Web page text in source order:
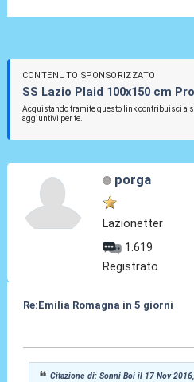
CONTENUTO SPONSORIZZATO
SS Lazio Plaid 100x150 cm
Acquistando tramite questo link contribuisci a
aggiuntivi per te.
porga
Lazionetter
1.619
Registrato
Re:Emilia Romagna in 5 giorni
Citazione di: Sonni Boi il 17 Nov